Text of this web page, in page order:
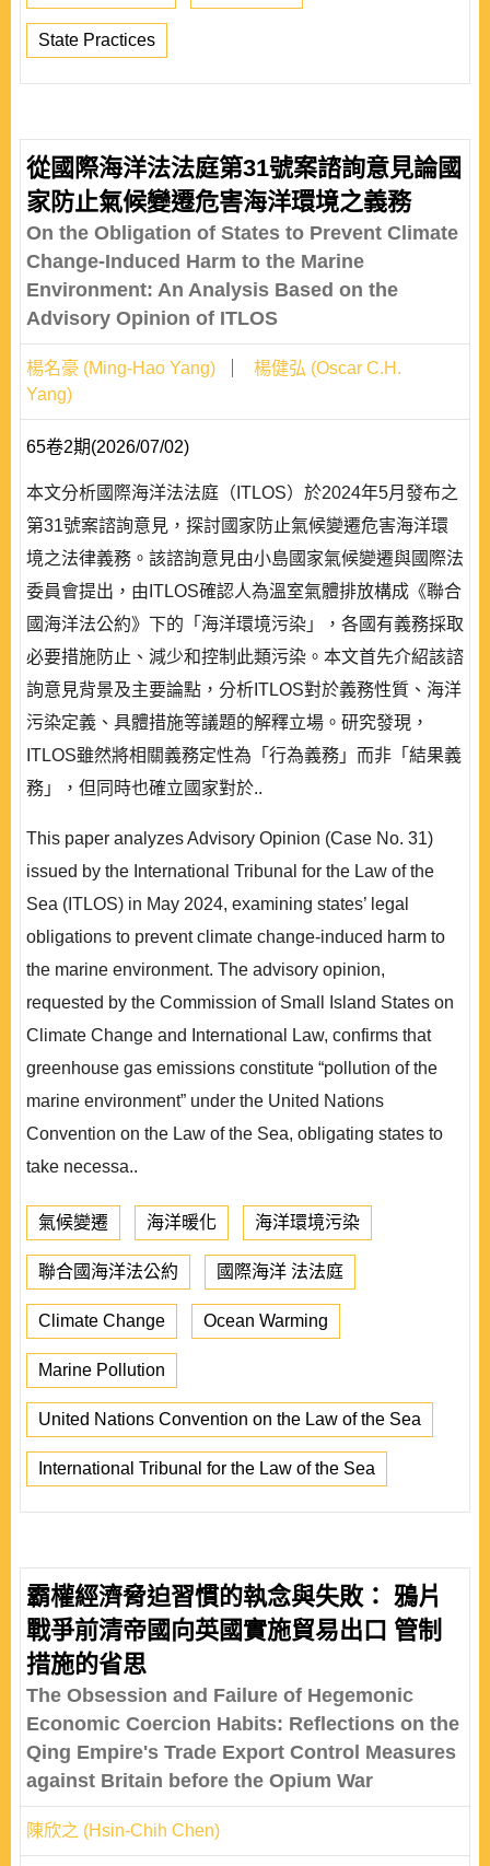
State Practices
從國際海洋法法庭第31號案諮詢意見論國
家防止氣候變遷危害海洋環境之義務
On the Obligation of States to Prevent Climate
Change-Induced Harm to the Marine
Environment: An Analysis Based on the
Advisory Opinion of ITLOS
楊名豪 (Ming-Hao Yang)
楊健弘 (Oscar C.H.
Yang)
65卷2期(2026/07/02)
本文分析國際海洋法法庭（ITLOS）於2024年5月發布之
第31號案諮詢意見，探討國家防止氣候變遷危害海洋環
境之法律義務。該諮詢意見由小島國家氣候變遷與國際法
委員會提出，由ITLOS確認人為溫室氣體排放構成《聯合
國海洋法公約》下的「海洋環境污染」，各國有義務採取
必要措施防止、減少和控制此類污染。本文首先介紹該諮
詢意見背景及主要論點，分析ITLOS對於義務性質、海洋
污染定義、具體措施等議題的解釋立場。研究發現，
ITLOS雖然將相關義務定性為「行為義務」而非「結果義
務」，但同時也確立國家對於..
This paper analyzes Advisory Opinion (Case No. 31)
issued by the International Tribunal for the Law of the
Sea (ITLOS) in May 2024, examining states’ legal
obligations to prevent climate change-induced harm to
the marine environment. The advisory opinion,
requested by the Commission of Small Island States on
Climate Change and International Law, confirms that
greenhouse gas emissions constitute “pollution of the
marine environment” under the United Nations
Convention on the Law of the Sea, obligating states to
take necessa..
氣候變遷 海洋暖化 海洋環境污染
聯合國海洋法公約 國際海洋 法法庭
Climate Change Ocean Warming
Marine Pollution
United Nations Convention on the Law of the Sea
International Tribunal for the Law of the Sea
霸權經濟脅迫習慣的執念與失敗： 鴉片
戰爭前清帝國向英國實施貿易出口 管制
措施的省思
The Obsession and Failure of Hegemonic
Economic Coercion Habits: Reflections on the
Qing Empire's Trade Export Control Measures
against Britain before the Opium War
陳欣之 (Hsin-Chih Chen)